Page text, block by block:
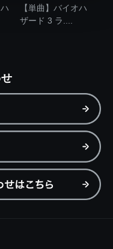
【単曲】バイオハ
ザード 3 ラ....